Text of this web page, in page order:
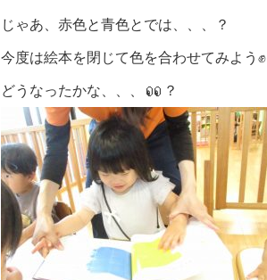
じゃあ、赤色と青色とでは、、、？
今度は絵本を閉じて色を合わせてみよう ✊
どうなったかな、、、 ？